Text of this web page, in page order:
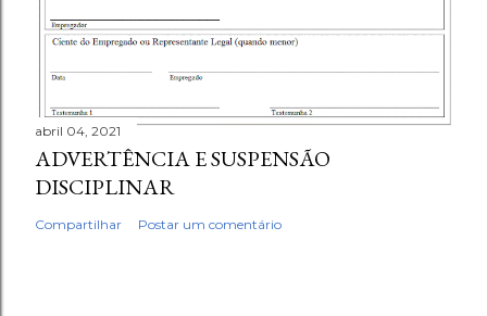
abril 04, 2021
ADVERTÊNCIA E SUSPENSÃO
DISCIPLINAR
Compartilhar Postar um comentário